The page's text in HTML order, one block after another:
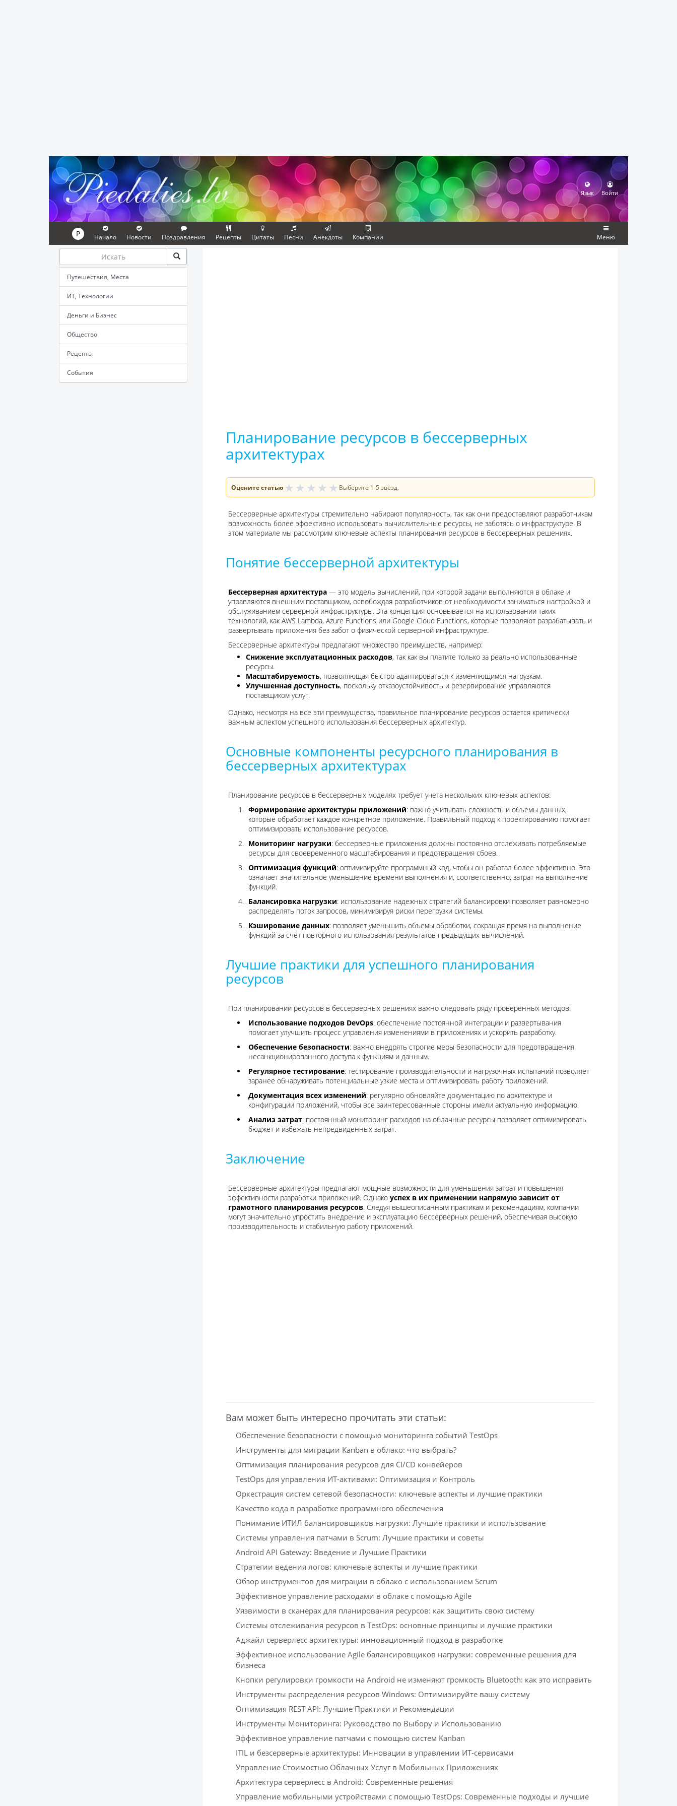
Язык Войти
P Начало Новости Поздравления Рецепты Цитаты Песни Анекдоты Компании Меню
Путешествия, Места
ИТ, Технологии
Деньги и Бизнес
Общество
Рецепты
События
Планирование ресурсов в бессерверных
архитектурах
Оцените статью ★ ★ ★ ★ ★ Выберите 1-5 звезд.
Бессерверные архитектуры стремительно набирают популярность, так как они предоставляют разработчикам
возможность более эффективно использовать вычислительные ресурсы, не заботясь о инфраструктуре. В
этом материале мы рассмотрим ключевые аспекты планирования ресурсов в бессерверных решениях.
Понятие бессерверной архитектуры
Бессерверная архитектура — это модель вычислений, при которой задачи выполняются в облаке и
управляются внешним поставщиком, освобождая разработчиков от необходимости заниматься настройкой и
обслуживанием серверной инфраструктуры. Эта концепция основывается на использовании таких
технологий, как AWS Lambda, Azure Functions или Google Cloud Functions, которые позволяют разрабатывать и
развертывать приложения без забот о физической серверной инфраструктуре.
Бессерверные архитектуры предлагают множество преимуществ, например:
Снижение эксплуатационных расходов, так как вы платите только за реально использованные
ресурсы.
Масштабируемость, позволяющая быстро адаптироваться к изменяющимся нагрузкам.
Улучшенная доступность, поскольку отказоустойчивость и резервирование управляются
поставщиком услуг.
Однако, несмотря на все эти преимущества, правильное планирование ресурсов остается критически
важным аспектом успешного использования бессерверных архитектур.
Основные компоненты ресурсного планирования в
бессерверных архитектурах
Планирование ресурсов в бессерверных моделях требует учета нескольких ключевых аспектов:
Формирование архитектуры приложений: важно учитывать сложность и объемы данных,
которые обработает каждое конкретное приложение. Правильный подход к проектированию помогает
оптимизировать использование ресурсов.
Мониторинг нагрузки: бессерверные приложения должны постоянно отслеживать потребляемые
ресурсы для своевременного масштабирования и предотвращения сбоев.
Оптимизация функций: оптимизируйте программный код, чтобы он работал более эффективно. Это
означает значительное уменьшение времени выполнения и, соответственно, затрат на выполнение
функций.
Балансировка нагрузки: использование надежных стратегий балансировки позволяет равномерно
распределять поток запросов, минимизируя риски перегрузки системы.
Кэширование данных: позволяет уменьшить объемы обработки, сокращая время на выполнение
функций за счет повторного использования результатов предыдущих вычислений.
Лучшие практики для успешного планирования
ресурсов
При планировании ресурсов в бесcерверных решениях важно следовать ряду проверенных методов:
Использование подходов DevOps: обеспечение постоянной интеграции и развертывания
помогает улучшить процесс управления изменениями в приложениях и ускорить разработку.
Обеспечение безопасности: важно внедрять строгие меры безопасности для предотвращения
несанкционированного доступа к функциям и данным.
Регулярное тестирование: тестирование производительности и нагрузочных испытаний позволяет
заранее обнаруживать потенциальные узкие места и оптимизировать работу приложений.
Документация всех изменений: регулярно обновляйте документацию по архитектуре и
конфигурации приложений, чтобы все заинтересованные стороны имели актуальную информацию.
Анализ затрат: постоянный мониторинг расходов на облачные ресурсы позволяет оптимизировать
бюджет и избежать непредвиденных затрат.
Заключение
Бессерверные архитектуры предлагают мощные возможности для уменьшения затрат и повышения
эффективности разработки приложений. Однако успех в их применении напрямую зависит от
грамотного планирования ресурсов. Следуя вышеописанным практикам и рекомендациям, компании
могут значительно упростить внедрение и эксплуатацию бессерверных решений, обеспечивая высокую
производительность и стабильную работу приложений.
Вам может быть интересно прочитать эти статьи:
Обеспечение безопасности с помощью мониторинга событий TestOps
Инструменты для миграции Kanban в облако: что выбрать?
Оптимизация планирования ресурсов для CI/CD конвейеров
TestOps для управления ИТ-активами: Оптимизация и Контроль
Оркестрация систем сетевой безопасности: ключевые аспекты и лучшие практики
Качество кода в разработке программного обеспечения
Понимание ИТИЛ балансировщиков нагрузки: Лучшие практики и использование
Системы управления патчами в Scrum: Лучшие практики и советы
Android API Gateway: Введение и Лучшие Практики
Стратегии ведения логов: ключевые аспекты и лучшие практики
Обзор инструментов для миграции в облако с использованием Scrum
Эффективное управление расходами в облаке с помощью Agile
Уязвимости в сканерах для планирования ресурсов: как защитить свою систему
Системы отслеживания ресурсов в TestOps: основные принципы и лучшие практики
Аджайл серверлесс архитектуры: инновационный подход в разработке
Эффективное использование Agile балансировщиков нагрузки: современные решения для
бизнеса
Кнопки регулировки громкости на Android не изменяют громкость Bluetooth: как это исправить
Инструменты распределения ресурсов Windows: Оптимизируйте вашу систему
Оптимизация REST API: Лучшие Практики и Рекомендации
Инструменты Мониторинга: Руководство по Выбору и Использованию
Эффективное управление патчами с помощью систем Kanban
ITIL и безсерверные архитектуры: Инновации в управлении ИТ-сервисами
Управление Стоимостью Облачных Услуг в Мобильных Приложениях
Архитектура серверлесс в Android: Современные решения
Управление мобильными устройствами с помощью TestOps: Современные подходы и лучшие